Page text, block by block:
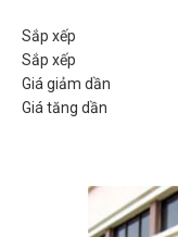
Sắp xếp
Sắp xếp
Giá giảm dần
Giá tăng dần